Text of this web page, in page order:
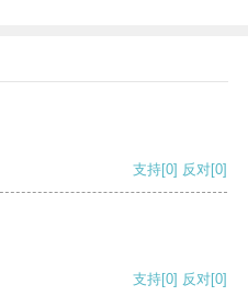
支持[0] 反对[0]
支持[0] 反对[0]